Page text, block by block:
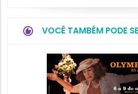
VOCÊ TAMBÉM PODE